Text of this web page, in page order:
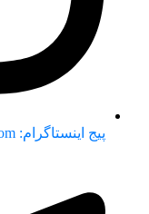
پیج اینستاگرام: 24kalacom@